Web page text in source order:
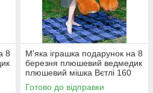
8
М'яка іграшка подарунок на 8
березня плюшевий ведмедик
плюшевий мішка Вєтлі 160
см Карамельний
Готово до відправки